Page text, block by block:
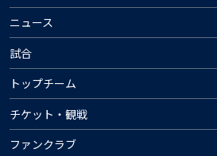
ニュース
試合
トップチーム
チケット・観戦
ファンクラブ